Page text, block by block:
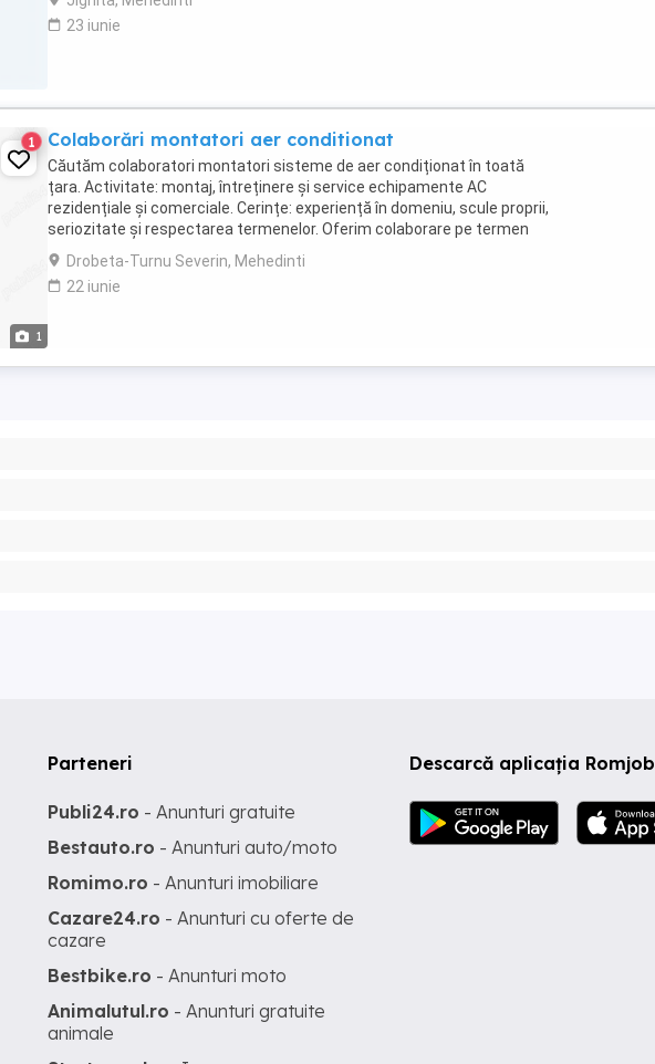
23 iunie
1
1 Colaborări montatori aer conditionat
Căutăm colaboratori montatori sisteme de aer condiționat în toată
țara. Activitate: montaj, întreținere și service echipamente AC
rezidențiale și comerciale. Cerințe: experiență în domeniu, scule proprii,
seriozitate și respectarea termenelor. Oferim colaborare pe termen
lung, comisioane corecte și suport ...
Drobeta-Turnu Severin, Mehedinti
22 iunie
Descarcă aplicația Romjob
Parteneri
Publi24.ro - Anunturi gratuite
Bestauto.ro - Anunturi auto/moto
Romimo.ro - Anunturi imobiliare
Cazare24.ro - Anunturi cu oferte de
cazare
Bestbike.ro - Anunturi moto
Animalutul.ro - Anunturi gratuite
animale